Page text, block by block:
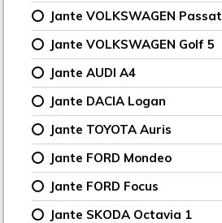
Jante VOLKSWAGEN Passat
Jante VOLKSWAGEN Golf 5
Jante AUDI A4
Jante DACIA Logan
Jante TOYOTA Auris
Jante FORD Mondeo
Jante FORD Focus
Jante SKODA Octavia 1